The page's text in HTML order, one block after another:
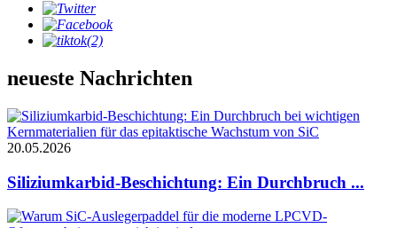
neueste Nachrichten
20.05.2026
Siliziumkarbid-Beschichtung: Ein Durchbruch ...